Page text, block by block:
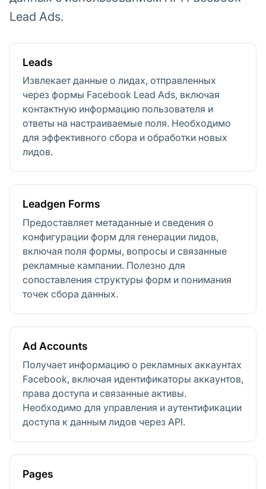
Lead Ads.
Leads
Извлекает данные о лидах, отправленных
через формы Facebook Lead Ads, включая
контактную информацию пользователя и
ответы на настраиваемые поля. Необходимо
для эффективного сбора и обработки новых
лидов.
Leadgen Forms
Предоставляет метаданные и сведения о
конфигурации форм для генерации лидов,
включая поля формы, вопросы и связанные
рекламные кампании. Полезно для
сопоставления структуры форм и понимания
точек сбора данных.
Ad Accounts
Получает информацию о рекламных аккаунтах
Facebook, включая идентификаторы аккаунтов,
права доступа и связанные активы.
Необходимо для управления и аутентификации
доступа к данным лидов через API.
Pages